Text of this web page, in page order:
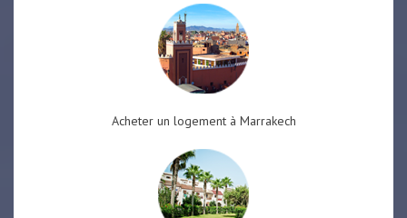
Acheter un logement à Marrakech